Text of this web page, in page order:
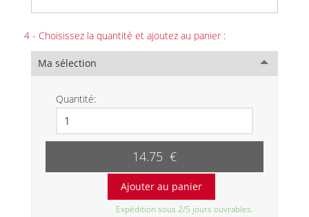
4 - Choisissez la quantité et ajoutez au panier :
Ma sélection
Quantité:
14.75 €
Expédition sous 2/5 jours ouvrables.